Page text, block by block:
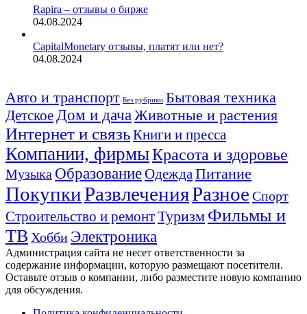
Rapira – отзывы о бирже
04.08.2024
CapitalMonetary отзывы, платят или нет?
04.08.2024
Авто и транспорт Без рубрики Бытовая техника
Детское Дом и дача Животные и растения
Интернет и связьКниги и пресса
Компании, фирмыКрасота и здоровье
Музыка ОбразованиеОдежда Питание
ПокупкиРазвлеченияРазное Спорт
Строительство и ремонтТуризм Фильмы и
ТВ Хобби Электроника
Администрация сайта не несет ответственности за
содержание информации, которую размещают посетители.
Оставьте отзыв о компании, либо разместите новую компанию
для обсуждения.